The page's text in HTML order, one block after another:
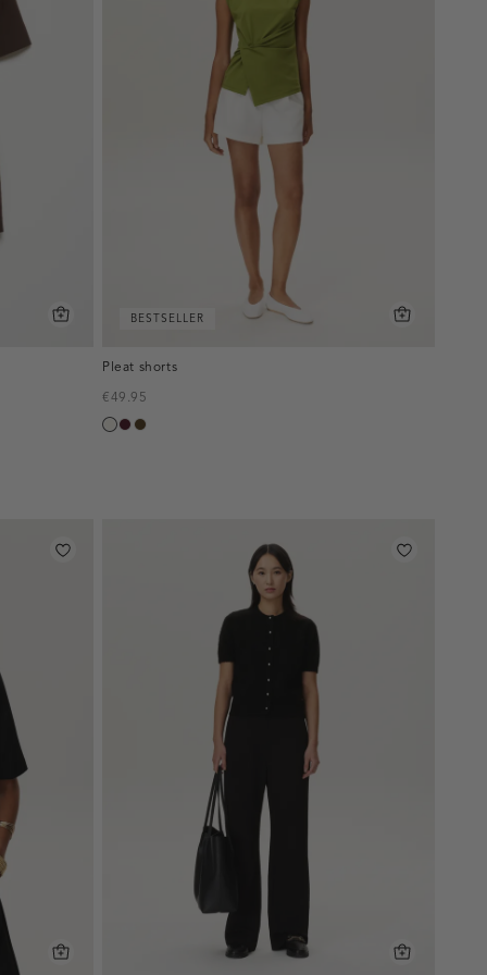
BESTSELLER
Pleat shorts
€49.95
creme,
pruim,
toffee